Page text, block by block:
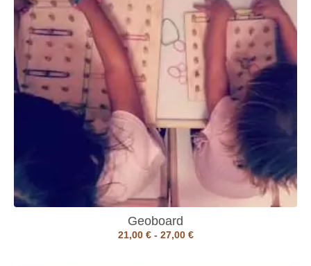
Geoboard
21,00 € - 27,00 €